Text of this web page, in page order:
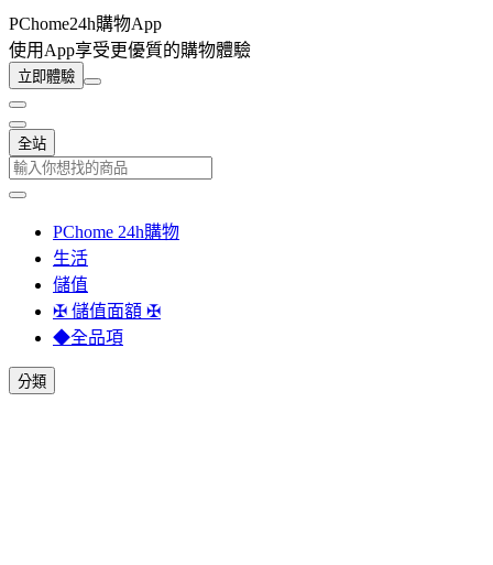
PChome24h購物App
使用App享受更優質的購物體驗
立即體驗
全站
PChome 24h購物
生活
儲值
✠ 儲值面額 ✠
◆全品項
分類